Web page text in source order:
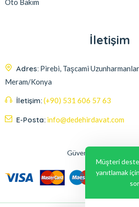
İletişim
Adres: Pirebi, Taşcami
Meram/Konya
İletişim:(+90) 531 606 57 63
E-Posta: info@dedehirdavat.com
Güvenli Ödeme
Müşteri
yanıtlamak